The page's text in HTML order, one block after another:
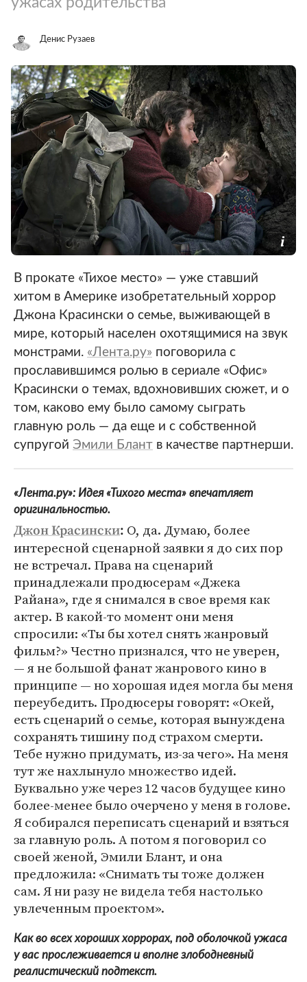
Денис Рузаев
В прокате «Тихое место» — уже ставший
хитом в Америке изобретательный хоррор
Джона Красински о семье, выживающей в
мире, который населен охотящимися на звук
монстрами. «Лента.ру» поговорила с
прославившимся ролью в сериале «Офис»
Красински о темах, вдохновивших сюжет, и о
том, каково ему было самому сыграть
главную роль — да еще и с собственной
супругой Эмили Блант в качестве партнерши.
«Лента.ру»: Идея «Тихого места» впечатляет
оригинальностью.
Джон Красински: О, да. Думаю, более
интересной сценарной заявки я до сих пор
не встречал. Права на сценарий
принадлежали продюсерам «Джека
Райана», где я снимался в свое время как
актер. В какой-то момент они меня
спросили: «Ты бы хотел снять жанровый
фильм?» Честно признался, что не уверен,
— я не большой фанат жанрового кино в
принципе — но хорошая идея могла бы меня
переубедить. Продюсеры говорят: «Окей,
есть сценарий о семье, которая вынуждена
сохранять тишину под страхом смерти.
Тебе нужно придумать, из-за чего». На меня
тут же нахлынуло множество идей.
Буквально уже через 12 часов будущее кино
более-менее было очерчено у меня в голове.
Я собирался переписать сценарий и взяться
за главную роль. А потом я поговорил со
своей женой, Эмили Блант, и она
предложила: «Снимать ты тоже должен
сам. Я ни разу не видела тебя настолько
увлеченным проектом».
Как во всех хороших хоррорах, под оболочкой ужаса
у вас прослеживается и вполне злободневный
реалистический подтекст.